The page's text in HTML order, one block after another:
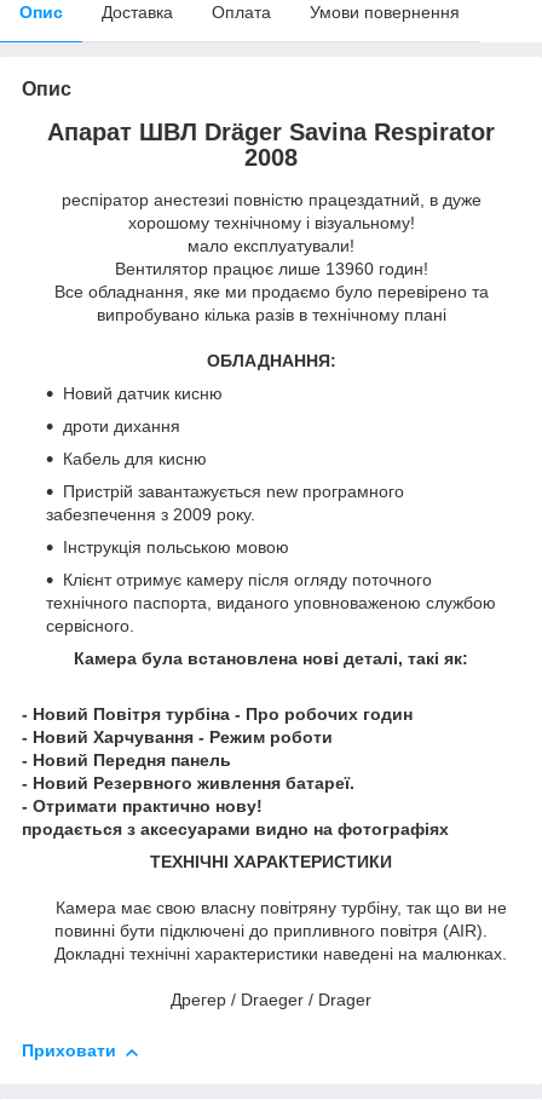
Опис Доставка Оплата Умови повернення
Опис
Апарат ШВЛ Dräger Savina Respirator
2008
респіратор анестезиі повністю працездатний, в дуже
хорошому технічному і візуальному!
мало експлуатували!
Вентилятор працює лише 13960 годин!
Все обладнання, яке ми продаємо було перевірено та
випробувано кілька разів в технічному плані
ОБЛАДНАННЯ:
Новий датчик кисню
дроти дихання
Кабель для кисню
Пристрій завантажується new програмного
забезпечення з 2009 року.
Інструкція польською мовою
Клієнт отримує камеру після огляду поточного
технічного паспорта, виданого уповноваженою службою
сервісного.
Камера була встановлена нові деталі, такі як:
- Новий Повітря турбіна - Про робочих годин
- Новий Харчування - Режим роботи
- Новий Передня панель
- Новий Резервного живлення батареї.
- Отримати практично нову!
продається з аксесуарами видно на фотографіях
ТЕХНІЧНІ ХАРАКТЕРИСТИКИ
Камера має свою власну повітряну турбіну, так що ви не
повинні бути підключені до припливного повітря (AIR).
Докладні технічні характеристики наведені на малюнках.
Дрегер / Draeger / Drager
Приховати